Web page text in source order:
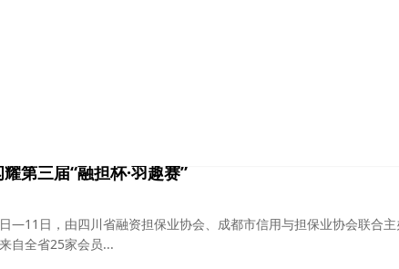
第三届“融担杯·羽趣赛”
—11日，由四川省融资担保业协会、成都市信用与担保业协会联合主
自全省25家会员...